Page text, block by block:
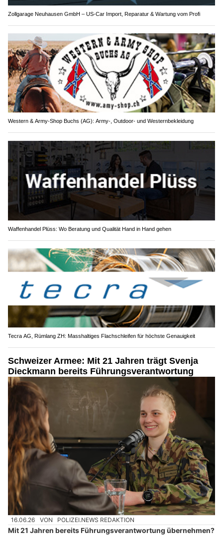
Zollgarage Neuhausen GmbH – US-Car Import, Reparatur & Wartung vom Profi
Western & Army-Shop Buchs (AG): Army-, Outdoor- und Westernbekleidung
Waffenhandel Plüss: Wo Beratung und Qualität Hand in Hand gehen
Tecra AG, Rümlang ZH: Masshaltiges Flachschleifen für höchste Genauigkeit
Schweizer Armee: Mit 21 Jahren trägt Svenja
Dieckmann bereits Führungsverantwortung
16.06.26 VON POLIZEI.NEWS REDAKTION
Mit 21 Jahren bereits Führungsverantwortung übernehmen?